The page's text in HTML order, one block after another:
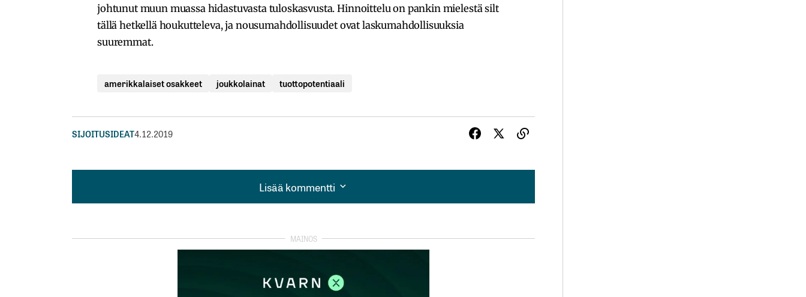
johtunut muun muassa hidastuvasta tuloskasvusta. Hinnoittelu on pankin mielestä silt
tällä hetkellä houkutteleva, ja nousumahdollisuudet ovat laskumahdollisuuksia
suuremmat.
amerikkalaiset osakkeet joukkolainat tuottopotentiaali
SIJOITUSIDEAT4.12.2019
Lisää kommentti
Lisää kommentti